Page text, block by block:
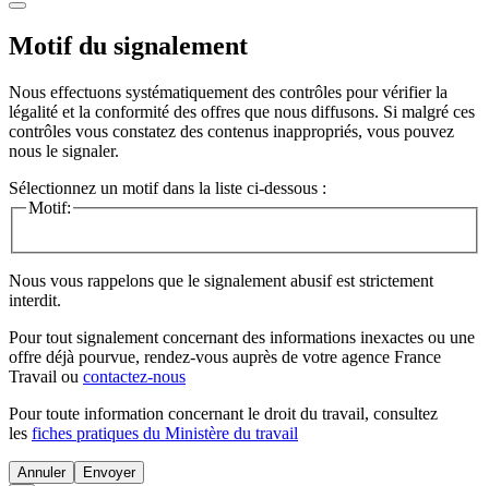
Motif du signalement
Nous effectuons systématiquement des contrôles pour vérifier la
légalité et la conformité des offres que nous diffusons. Si malgré ces
contrôles vous constatez des contenus inappropriés, vous pouvez
nous le signaler.
Sélectionnez un motif dans la liste ci-dessous :
Motif:
Nous vous rappelons que le signalement abusif est strictement
interdit.
Pour tout signalement concernant des informations inexactes ou une
offre déjà pourvue, rendez-vous auprès de votre agence France
Travail ou contactez-nous
Pour toute information concernant le droit du travail, consultez
les fiches pratiques du Ministère du travail
Annuler